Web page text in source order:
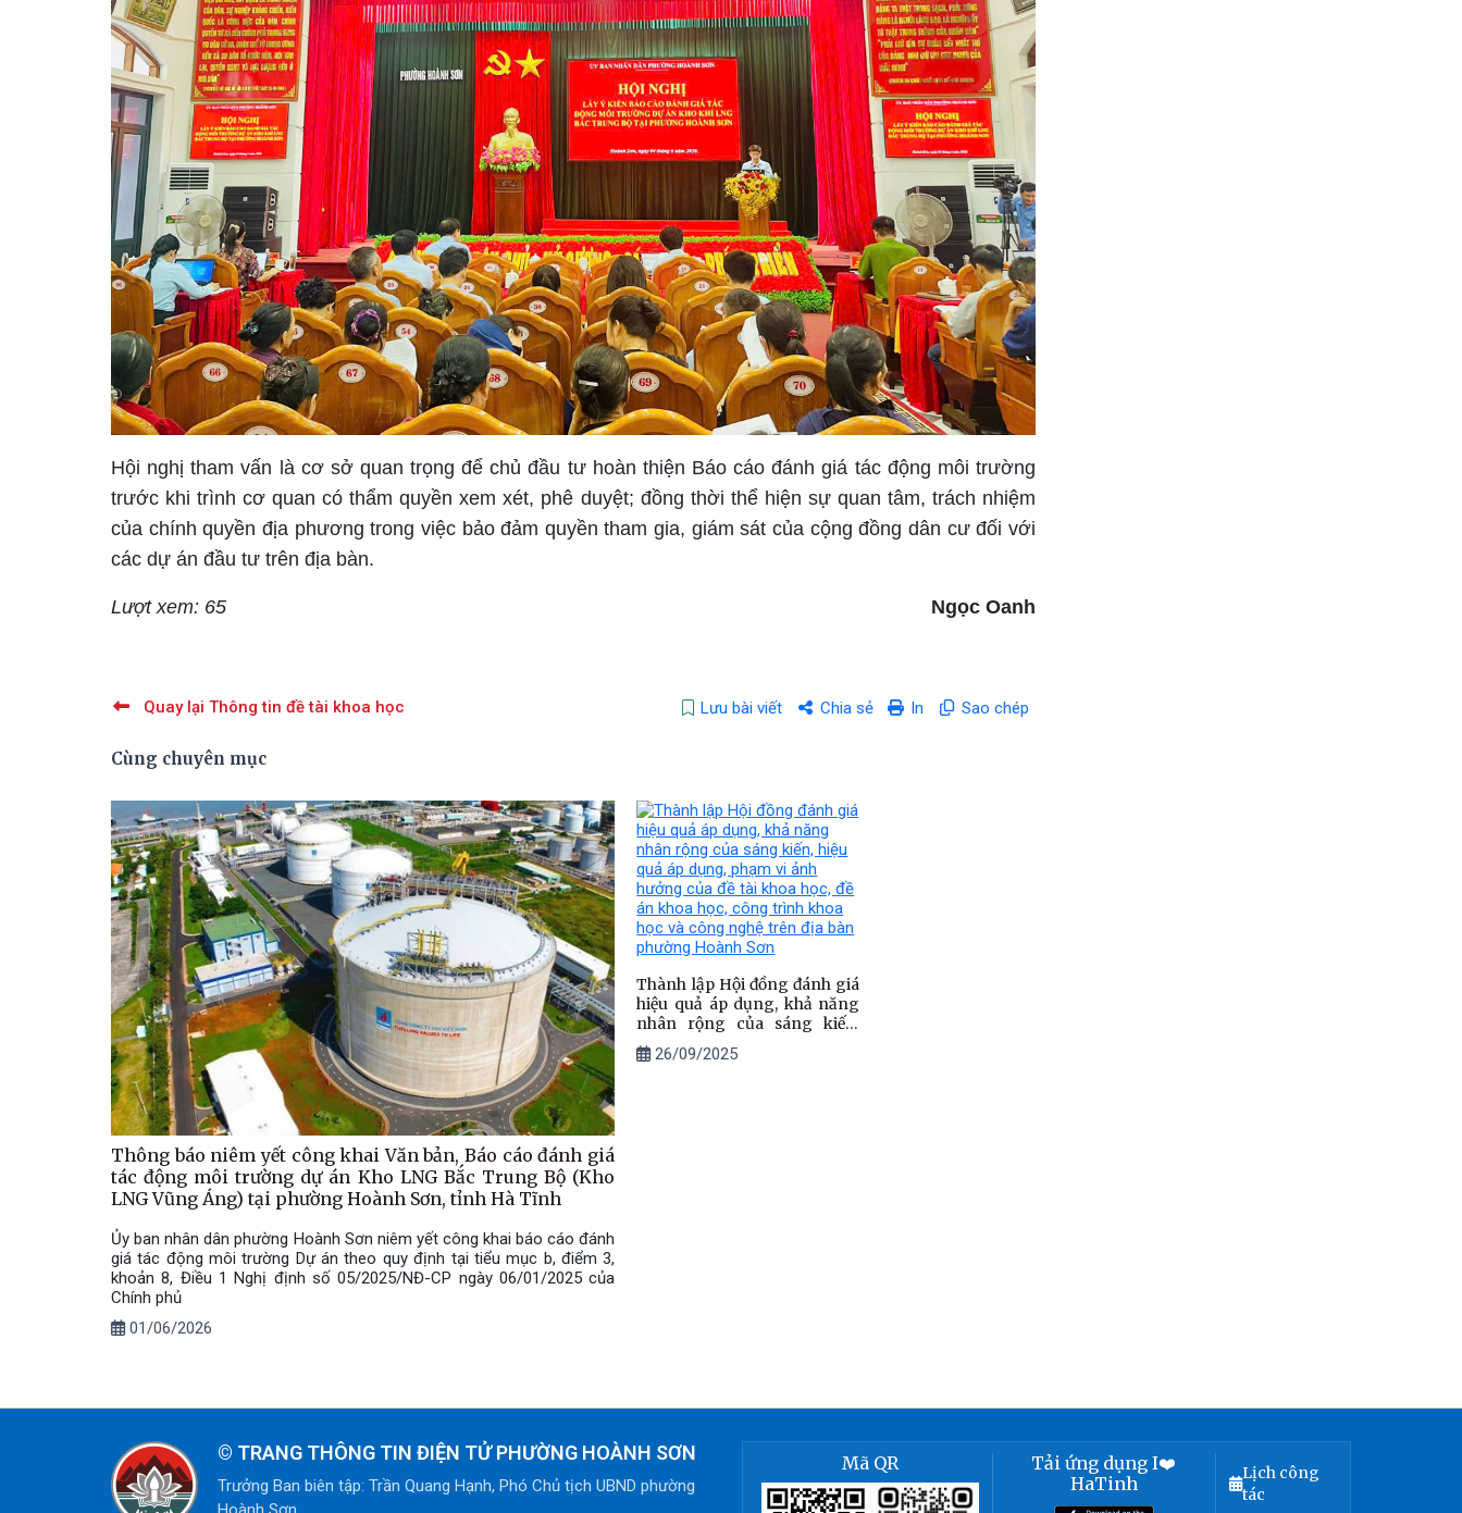
Hội nghị tham vấn là cơ sở quan trọng để chủ đầu tư hoàn thiện Báo cáo đánh giá tác động môi trường
trước khi trình cơ quan có thẩm quyền xem xét, phê duyệt; đồng thời thể hiện sự quan tâm, trách nhiệm
của chính quyền địa phương trong việc bảo đảm quyền tham gia, giám sát của cộng đồng dân cư đối với
các dự án đầu tư trên địa bàn.
Lượt xem: 65 Ngọc Oanh
Quay lại Thông tin đề tài khoa học Lưu bài viết Chia sẻ In Sao chép
Cùng chuyên mục
Thông báo niêm yết công khai Văn bản, Báo cáo đánh giá
tác động môi trường dự án Kho LNG Bắc Trung Bộ (Kho
LNG Vũng Áng) tại phường Hoành Sơn, tỉnh Hà Tĩnh
Ủy ban nhân dân phường Hoành Sơn niêm yết công khai báo cáo đánh
giá tác động môi trường Dự án theo quy định tại tiểu mục b, điểm 3,
khoản 8, Điều 1 Nghị định số 05/2025/NĐ-CP ngày 06/01/2025 của
Chính phủ
01/06/2026
Thành lập Hội đồng đánh giá
hiệu quả áp dụng, khả năng
nhân rộng của sáng kiến,
hiệu quả áp dụng, phạm vi
ảnh hưởng của đề tài khoa
26/09/2025
© TRANG THÔNG TIN ĐIỆN TỬ PHƯỜNG HOÀNH SƠN
Trưởng Ban biên tập: Trần Quang Hạnh, Phó Chủ tịch UBND phường
Mã QR
Tải ứng dụng I❤️
HaTinh
Lịch công
tác